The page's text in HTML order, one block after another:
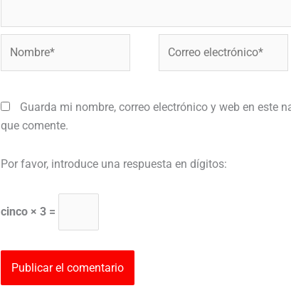
Guarda mi nombre, correo electrónico y web en este
que comente.
Por favor, introduce una respuesta en dígitos:
cinco × 3 =